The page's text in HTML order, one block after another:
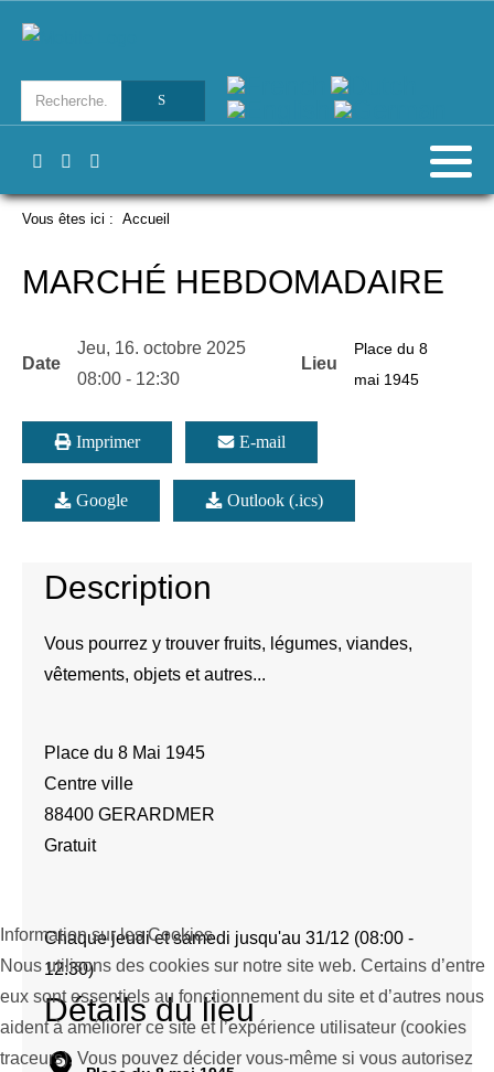
Vous êtes ici : Accueil
MARCHÉ HEBDOMADAIRE
Date
Jeu, 16. octobre 2025
08:00 - 12:30
Lieu
Place du 8
mai 1945
Imprimer E-mail
Google Outlook (.ics)
Description
Vous pourrez y trouver fruits, légumes, viandes,
vêtements, objets et autres...
Place du 8 Mai 1945
Centre ville
88400 GERARDMER
Gratuit
Chaque jeudi et samedi jusqu'au 31/12 (08:00 -
12:30)
Détails du lieu
Information sur les Cookies
Nous utilisons des cookies sur notre site web. Certains d’entre
eux sont essentiels au fonctionnement du site et d’autres nous
aident à améliorer ce site et l’expérience utilisateur (cookies
traceurs). Vous pouvez décider vous-même si vous autorisez